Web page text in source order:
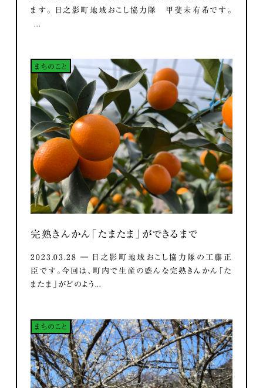
ます。 日之影町地域おこし協力隊 甲斐未有希です。
...
まちのこと
完熟きんかん「たまたま」ができるまで
2023.03.28 ― 日之影町地域おこし協力隊の工藤正
臣です。今回は、町内で生産の盛んな完熟きんかん「た
またま」がどのよう...
まちのこと